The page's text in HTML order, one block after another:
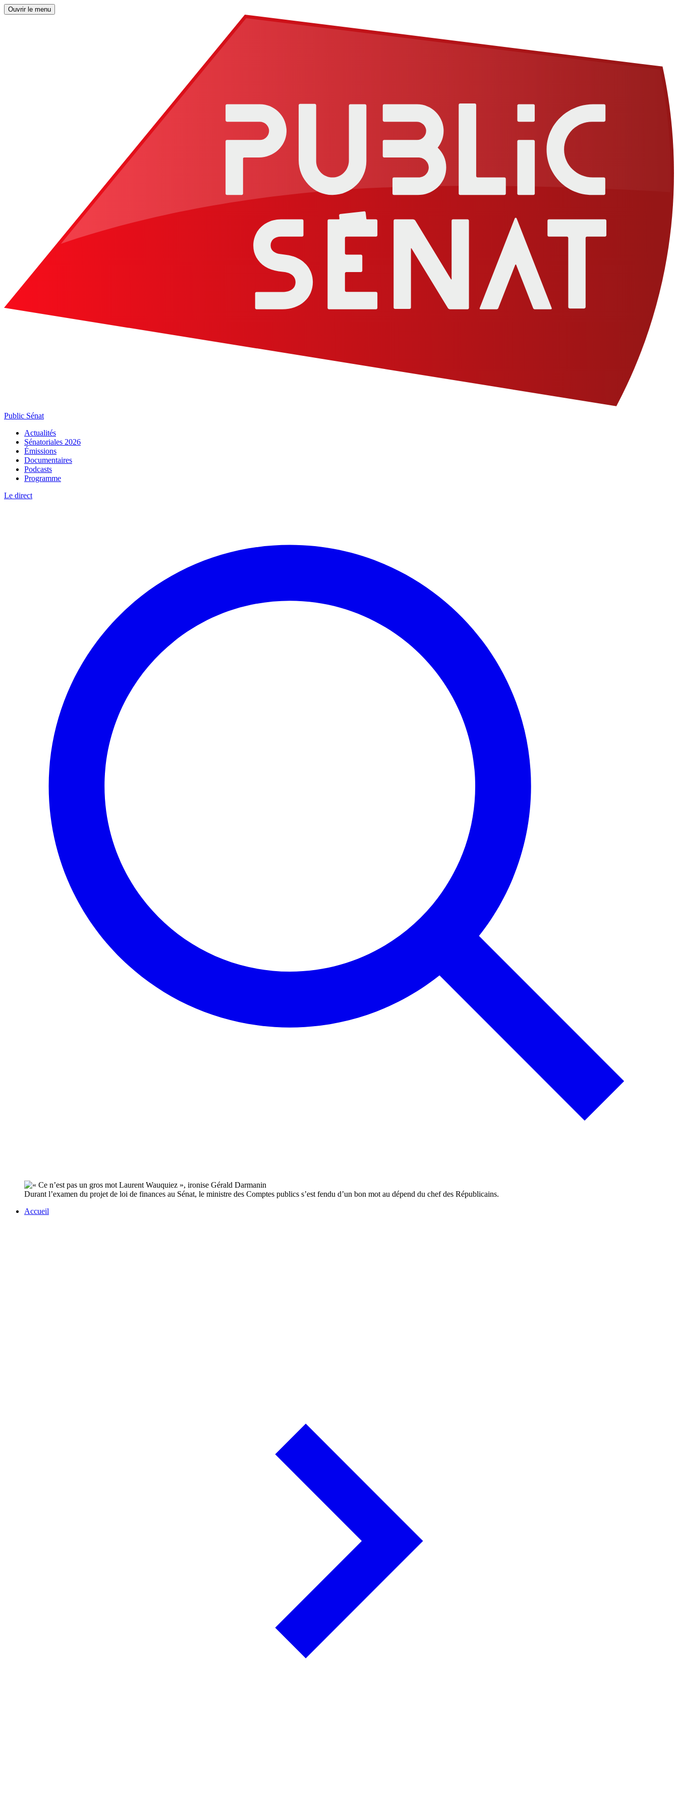
Ouvrir le menu
Public Sénat
Actualités
Sénatoriales 2026
Émissions
Documentaires
Podcasts
Programme
Le direct
Durant l’examen du projet de loi de finances au Sénat, le ministre des Comptes publics s’est fendu d’un bon mot au dépend du chef des Républicains.
Accueil